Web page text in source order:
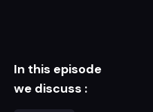
In this episode
we discuss :